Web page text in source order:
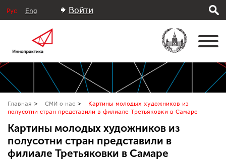
Рус Eng Войти
Главная СМИ о нас
Картины молодых художников из
полусотни стран представили в филиале Третьяковки в Самаре
Картины молодых художников из
полусотни стран представили в
филиале Третьяковки в Самаре